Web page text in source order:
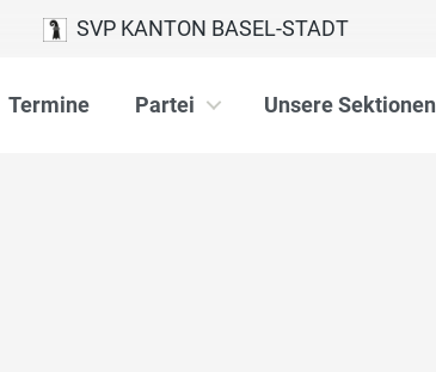
SVP KANTON BASEL-STADT
Termine Partei Unsere Sektionen